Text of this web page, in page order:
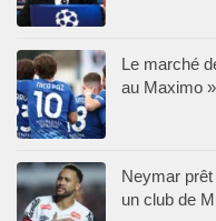
Le marché
au Maximo
Neymar
un club de